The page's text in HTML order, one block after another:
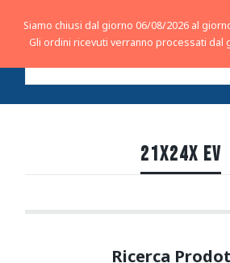
21X24X EV
Siamo chiusi dal giorno 06/08/2026 al
Gli ordini ricevuti verranno processati dal